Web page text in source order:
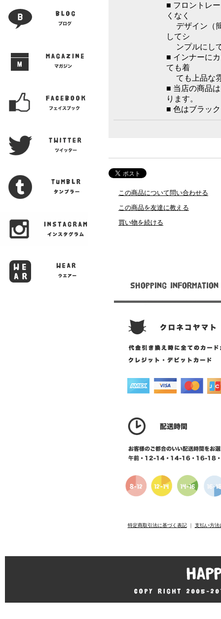
■ フロントレ
くなく
デザイン（
してシ
ンプルにし
■ インナーに
ても着
ても上品な
■ 当店の商品
ります。
■ 色はブラッ
この商品について問い合わせる
この商品を友達に教える
買い物を続ける
特定商取引法に基づく表記｜ 支払い方法